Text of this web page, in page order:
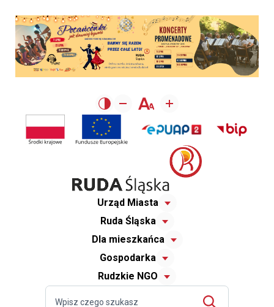
Urząd Miasta
Ruda Śląska
Dla mieszkańca
Gospodarka
Rudzkie NGO